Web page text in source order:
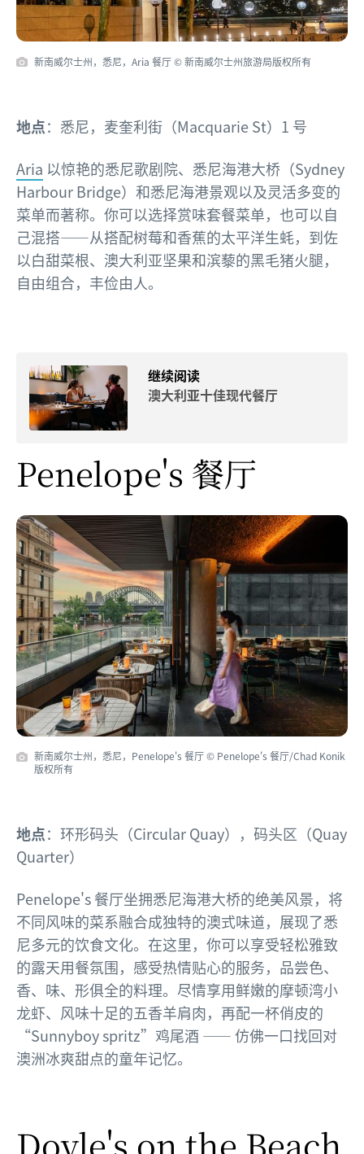
新南威尔士州，悉尼，Aria 餐厅 © 新南威尔士州旅游局版权所有
地点：悉尼，麦奎利街（Macquarie St）1 号
Aria 以惊艳的悉尼歌剧院、悉尼海港大桥（Sydney
Harbour Bridge）和悉尼海港景观以及灵活多变的
菜单而著称。你可以选择赏味套餐菜单，也可以自
己混搭——从搭配树莓和香蕉的太平洋生蚝，到佐
以白甜菜根、澳大利亚坚果和滨藜的黑毛猪火腿，
自由组合，丰俭由人。
继续阅读
澳大利亚十佳现代餐厅
Penelope's 餐厅
新南威尔士州，悉尼，Penelope's 餐厅 © Penelope's 餐厅/Chad Konik
版权所有
地点：环形码头（Circular Quay），码头区（Quay
Quarter）
Penelope's 餐厅坐拥悉尼海港大桥的绝美风景，将
不同风味的菜系融合成独特的澳式味道，展现了悉
尼多元的饮食文化。在这里，你可以享受轻松雅致
的露天用餐氛围，感受热情贴心的服务，品尝色、
香、味、形俱全的料理。尽情享用鲜嫩的摩顿湾小
龙虾、风味十足的五香羊肩肉，再配一杯俏皮的
“Sunnyboy spritz”鸡尾酒 —— 仿佛一口找回对
澳洲冰爽甜点的童年记忆。
Doyle's on the Beach